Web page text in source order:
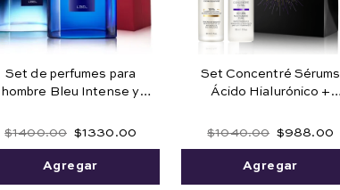
Set de perfumes para
hombre Bleu Intense y
$1400.00 $1330 .00
Agregar
Set Concentré Sérums
Ácido Hialurónico +
$1040.00 $988.00
Agregar